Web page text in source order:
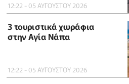
12:22 - 05 ΑΥΓΟΥΣΤΟΥ 2026
3 τουριστικά χωράφια
στην Αγία Νάπα
12:22 - 05 ΑΥΓΟΥΣΤΟΥ 2026